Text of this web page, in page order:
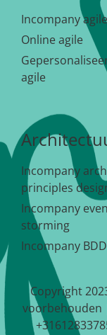
Incompany agile
Online agile
agile
Incompany
principles
Incompany
storming
Incompany BDD
Copyright
voorbehouden